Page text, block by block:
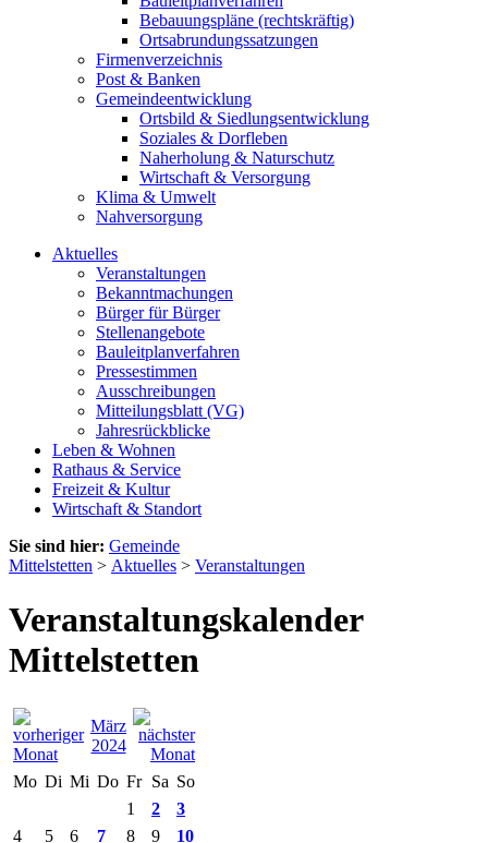
Bebauungspläne (rechtskräftig)
Ortsabrundungssatzungen
Firmenverzeichnis
Post & Banken
Gemeindeentwicklung
Ortsbild & Siedlungsentwicklung
Soziales & Dorfleben
Naherholung & Naturschutz
Wirtschaft & Versorgung
Klima & Umwelt
Nahversorgung
Aktuelles
Veranstaltungen
Bekanntmachungen
Bürger für Bürger
Stellenangebote
Bauleitplanverfahren
Pressestimmen
Ausschreibungen
Mitteilungsblatt (VG)
Jahresrückblicke
Leben & Wohnen
Rathaus & Service
Freizeit & Kultur
Wirtschaft & Standort
Sie sind hier: Gemeinde
Mittelstetten > Aktuelles > Veranstaltungen
Veranstaltungskalender
Mittelstetten
März
2024
Mo Di Mi Do Fr Sa So
1
2
3
4
5 6 7 8 9 10